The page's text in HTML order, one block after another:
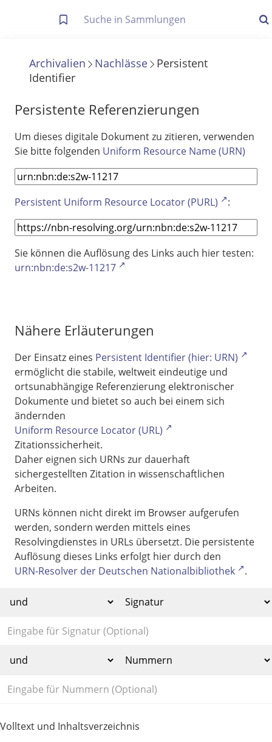
Letzte Trefferliste
Die letzte Trefferliste besteht aus Ihrer letzten Suche, samt
Anzeigen
Zuletzt gesucht
Noch keine Suchworte
Info zu Suchanfragen
Volltext und Inhaltsverzeichnis
Archivalien Nachlässe
Persistent
Identifier
Persistente Referenzierungen
Um dieses digitale Dokument zu zitieren, verwenden
Sie bitte folgenden Uniform Resource Name (URN)
Persistent Uniform Resource Locator (PURL) :
Sie können die Auflösung des Links auch hier testen:
urn:nbn:de:s2w-11217
Nähere Erläuterungen
Der Einsatz eines Persistent Identifier (hier: URN)
ermöglicht die stabile, weltweit eindeutige und
ortsunabhängige Referenzierung elektronischer
Dokumente und bietet so auch bei einem sich
ändernden
Uniform Resource Locator (URL)
Zitationssicherheit.
Daher eignen sich URNs zur dauerhaft
sichergestellten Zitation in wissenschaftlichen
Arbeiten.
URNs können nicht direkt im Browser aufgerufen
werden, sondern werden mittels eines
Resolvingdienstes in URLs übersetzt. Die persistente
Auflösung dieses Links erfolgt hier durch den
URN-Resolver der Deutschen Nationalbibliothek
.